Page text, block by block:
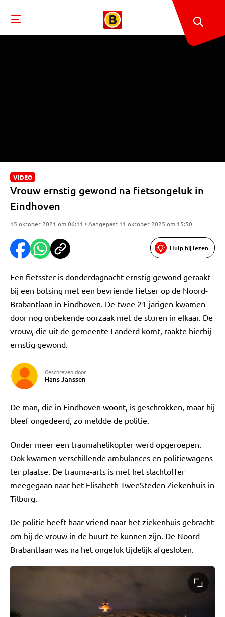
VIDEO
Vrouw ernstig gewond na fietsongeluk in
Eindhoven
15 oktober 2021 om 06:11 • Aangepast 11 oktober 2025 om 15:50
Hulp bij lezen
Een fietsster is donderdagnacht ernstig gewond geraakt
bij een botsing met een bevriende fietser op de Noord-
Brabantlaan in Eindhoven. De twee 21-jarigen kwamen
door nog onbekende oorzaak met de sturen in elkaar. De
vrouw, die uit de gemeente Landerd komt, raakte hierbij
ernstig gewond.
Geschreven door
Hans Janssen
De man, die in Eindhoven woont, is geschrokken, maar hij
bleef ongedeerd, zo meldde de politie.
Onder meer een traumahelikopter werd opgeroepen.
Ook kwamen verschillende ambulances en politiewagens
ter plaatse. De trauma-arts is met het slachtoffer
meegegaan naar het Elisabeth-TweeSteden Ziekenhuis in
Tilburg.
De politie heeft haar vriend naar het ziekenhuis gebracht
om bij de vrouw in de buurt te kunnen zijn. De Noord-
Brabantlaan was na het ongeluk tijdelijk afgesloten.